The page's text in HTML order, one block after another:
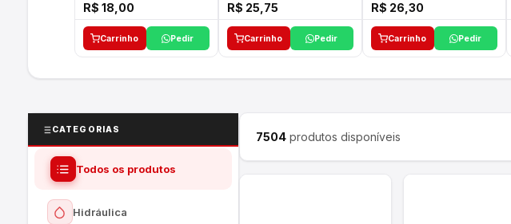
R$ 18,00
Carrinho Pedir
R$ 25,75
Carrinho Pedir
R$ 26,30
Carrinho Pedir
CATEGORIAS
Todos os produtos
Hidráulica
7504produtos disponíveis